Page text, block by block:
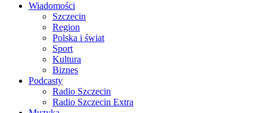
Wiadomości
Szczecin
Region
Polska i świat
Sport
Kultura
Biznes
Podcasty
Radio Szczecin
Radio Szczecin Extra